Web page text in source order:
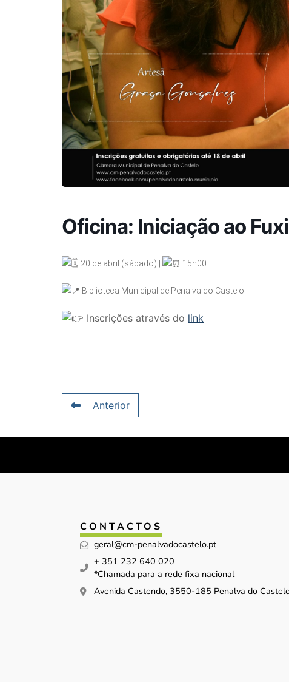
Oficina: Iniciação ao
20 de abril (sábado) | 15h00
Biblioteca Municipal de Penalva do Castelo
Inscrições através do link
Anterior
CONTACTOS
geral@cm-penalvadocastelo.pt
+ 351 232 640 020
*Chamada para a rede fixa nacional
Avenida Castendo, 3550-185 Penalva do